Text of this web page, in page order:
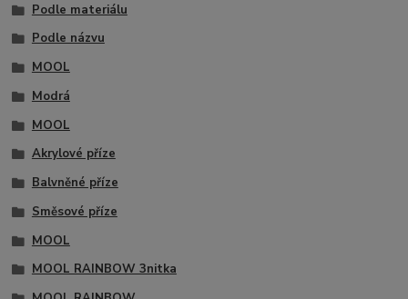
Podle materiálu
Podle názvu
MOOL
Modrá
MOOL
Akrylové příze
Balvněné příze
Směsové příze
MOOL
MOOL RAINBOW 3nitka